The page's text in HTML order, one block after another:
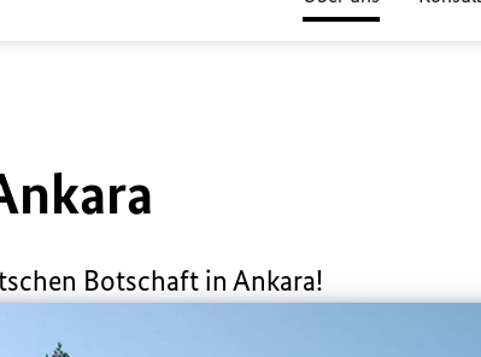
Botschaft in Ankara!